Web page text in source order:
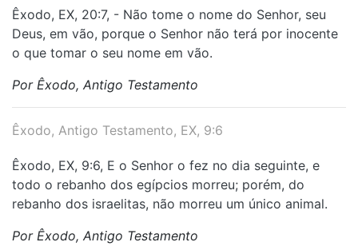
Êxodo, EX, 20:7, - Não tome o nome do Senhor, seu
Deus, em vão, porque o Senhor não terá por inocente
o que tomar o seu nome em vão.
Por Êxodo, Antigo Testamento
Êxodo, Antigo Testamento, EX, 9:6
Êxodo, EX, 9:6, E o Senhor o fez no dia seguinte, e
todo o rebanho dos egípcios morreu; porém, do
rebanho dos israelitas, não morreu um único animal.
Por Êxodo, Antigo Testamento